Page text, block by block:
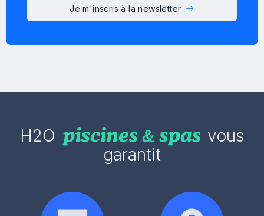
Je m'inscris à la newsletter
H2O
vous
garantit